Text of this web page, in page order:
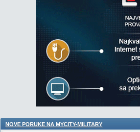
NOVE PORUKE NA MYCITY-MILITARY